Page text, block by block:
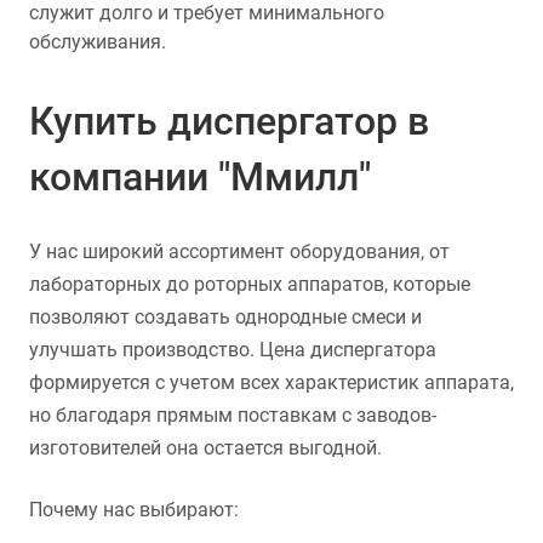
служит долго и требует минимального
обслуживания.
Купить диспергатор в
компании "Ммилл"
У нас широкий ассортимент оборудования, от
лабораторных до роторных аппаратов, которые
позволяют создавать однородные смеси и
улучшать производство. Цена диспергатора
формируется с учетом всех характеристик аппарата,
но благодаря прямым поставкам с заводов-
изготовителей она остается выгодной.
Почему нас выбирают: